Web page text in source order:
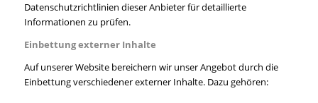
Datenschutzrichtlinien dieser Anbieter für detaillierte
Informationen zu prüfen.
Einbettung externer Inhalte
Auf unserer Website bereichern wir unser Angebot durch die
Einbettung verschiedener externer Inhalte. Dazu gehören: